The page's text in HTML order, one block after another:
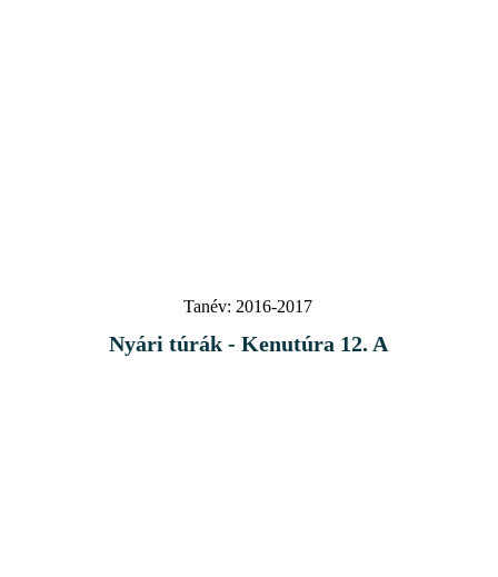
Tanév: 2016-2017
Nyári túrák - Kenutúra 12. A